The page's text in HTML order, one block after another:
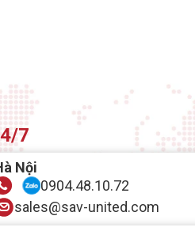
7
Nội
0904.48.10.72
sales@sav-united.com